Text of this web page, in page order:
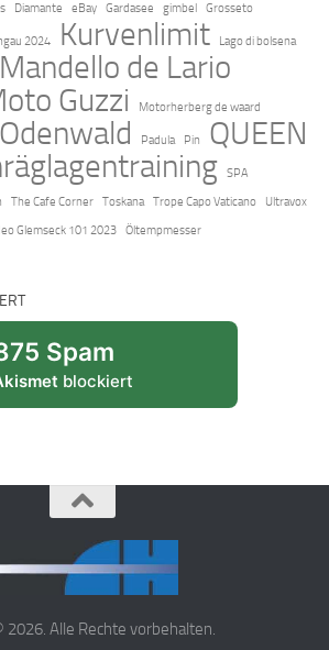
Diamante eBay Gardasee gimbel Grosseto
2024 Kurvenlimit Lago di bolsena
Mandello de Lario
Guzzi Motorherberg de waard
Odenwald Padula Pin QUEEN
SPA
The Cafe Corner Toskana Trope Capo Vaticano
Ultravox
Glemseck 101 2023 Öltempmesser
Spam
blockiert
2026. Alle Rechte vorbehalten.